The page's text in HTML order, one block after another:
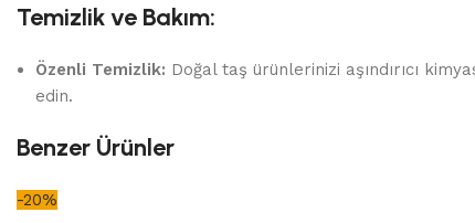
Temizlik ve Bakım:
Özenli Temizlik: Doğal taş ürünlerinizi aşındırıcı
edin.
Benzer Ürünler
-20%